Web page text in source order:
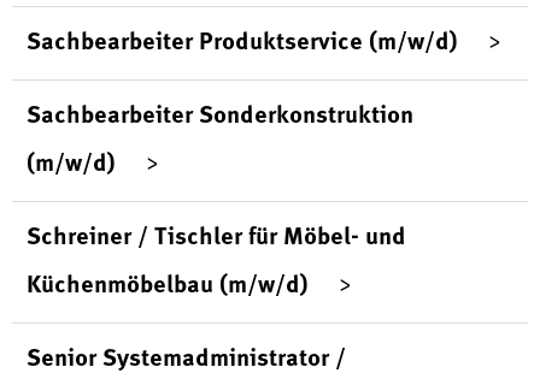
Sachbearbeiter Produktservice (m/w/d)
Sachbearbeiter Sonderkonstruktion
(m/w/d)
Schreiner / Tischler für Möbel- und
Küchenmöbelbau (m/w/d)
Senior Systemadministrator /